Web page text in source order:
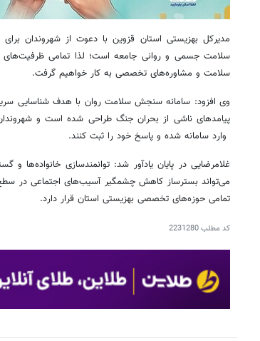
مدیرکل بهزیستی استان قزوین با دعوت از شهروندان
سلامت جسمی و روانی جامعه است؛ لذا تمامی
سلامت و مشاوره‌های تخصصی به کار خواهیم گرفت.
وی افزود: سامانه سنجش سلامت روان با هدف شناسایی
پیامدهای ناشی از بحران جنگ طراحی شده است و
وارد سامانه شده و پاسخ خود را ثبت کنند.
غلامرضایی در پایان یادآور شد: توانمندسازی خانواده‌ها
می‌تواند بسترساز کاهش چشمگیر آسیب‌های اجتماعی در
تمامی حوزه‌های تخصصی بهزیستی استان قرار دارد.
کد مطلب2231280